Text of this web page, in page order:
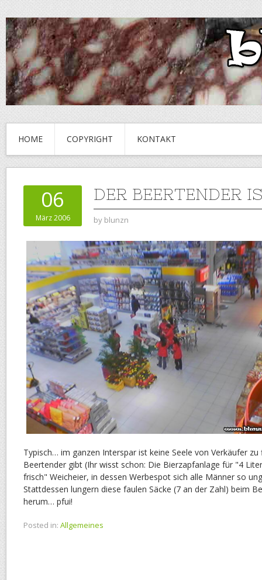
HOME COPYRIGHT KONTAKT
06
März 2006
DER BEERTENDER
by blunzn
Typisch… im ganzen Interspar ist keine Seele von Verkäufer
Beertender gibt (Ihr wisst schon: Die Bierzapfanlage für "4
frisch" Weicheier, in dessen Werbespot sich alle Männer so
Stattdessen lungern diese faulen Säcke (7 an der Zahl) beim
herum… pfui!
Posted in: Allgemeines